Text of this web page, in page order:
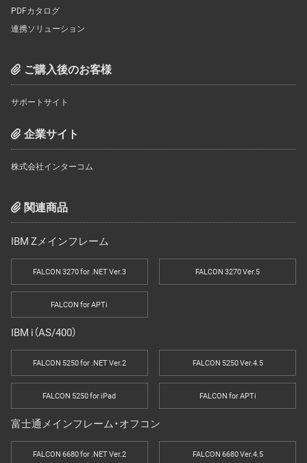
PDFカタログ
連携ソリューション
ご購入後のお客様
サポートサイト
企業サイト
株式会社インターコム
関連商品
IBM Zメインフレーム
FALCON 3270 for .NET Ver.3 FALCON 3270 Ver.5
FALCON for APTi
IBM i（AS/400）
FALCON 5250 for .NET Ver.2 FALCON 5250 Ver.4.5
FALCON 5250 for iPad FALCON for APTi
富士通メインフレーム・オフコン
FALCON 6680 for .NET Ver.2 FALCON 6680 Ver.4.5